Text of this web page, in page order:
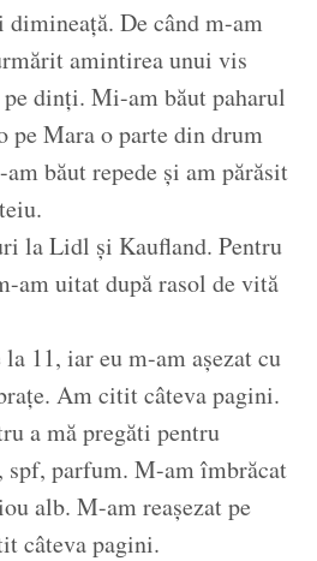
De când m-am
amintirea unui vis
dinți. Mi-am băut paharul
pe Mara o parte din drum
băut repede și am părăsit
la Lidl și Kaufland. Pentru
am uitat după rasol de vită
11, iar eu m-am așezat cu
Am citit câteva pagini.
a mă pregăti pentru
parfum. M-am îmbrăcat
alb. M-am reașezat pe
câteva pagini.